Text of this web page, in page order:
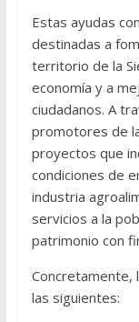
Estas ayudas
destinadas a
territorio de la
economía y a
ciudadanos. A
promotores de
proyectos que
condiciones de
industria
servicios a la
patrimonio con
Concretamente,
las siguientes: